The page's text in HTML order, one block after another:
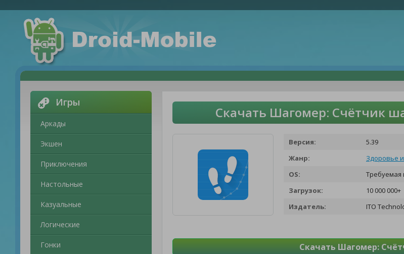
Игры
Аркады
Экшен
Приключения
Настольные
Казуальные
Логические
Гонки
Скачать Шагомер: Cчётчик
Версия:
5.39
Жанр:
Здоровье
OS:
Требуемая
Загрузок:
10 000 000+
Издатель:
ITO
Скачать Шагомер: